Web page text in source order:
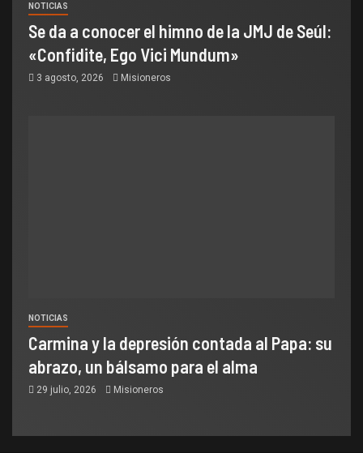
NOTICIAS
Se da a conocer el himno de la JMJ de Seúl:
«Confidite, Ego Vici Mundum»
3 agosto, 2026 Misioneros
NOTICIAS
Carmina y la depresión contada al Papa: su
abrazo, un bálsamo para el alma
29 julio, 2026 Misioneros